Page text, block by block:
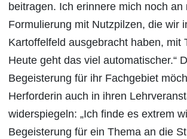
beitragen. Ich erinnere mich noch an
Formulierung mit Nutzpilzen, die wir
Kartoffelfeld ausgebracht haben, mit
Heute geht das viel automatischer.“
Begeisterung für ihr Fachgebiet
Herforderin auch in ihren
widerspiegeln: „Ich finde es extrem
Begeisterung für ein Thema an die